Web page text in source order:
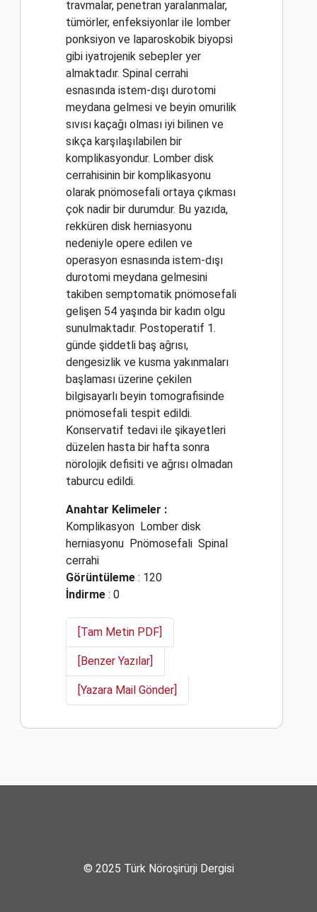
travmalar, penetran yaralanmalar,
tümörler, enfeksiyonlar ile lomber
ponksiyon ve laparoskobik biyopsi
gibi iyatrojenik sebepler yer
almaktadır. Spinal cerrahi
esnasında istem-dışı durotomi
meydana gelmesi ve beyin omurilik
sıvısı kaçağı olması iyi bilinen ve
sıkça karşılaşılabilen bir
komplikasyondur. Lomber disk
cerrahisinin bir komplikasyonu
olarak pnömosefali ortaya çıkması
çok nadir bir durumdur. Bu yazıda,
rekküren disk herniasyonu
nedeniyle opere edilen ve
operasyon esnasında istem-dışı
durotomi meydana gelmesini
takiben semptomatik pnömosefali
gelişen 54 yaşında bir kadın olgu
sunulmaktadır. Postoperatif 1.
günde şiddetli baş ağrısı,
dengesizlik ve kusma yakınmaları
başlaması üzerine çekilen
bilgisayarlı beyin tomografisinde
pnömosefali tespit edildi.
Konservatif tedavi ile şikayetleri
düzelen hasta bir hafta sonra
nörolojik defisiti ve ağrısı olmadan
taburcu edildi.
Anahtar Kelimeler :
Komplikasyon Lomber disk
herniasyonu Pnömosefali Spinal
cerrahi
Görüntüleme : 120
İndirme : 0
[Tam Metin PDF]
[Benzer Yazılar]
[Yazara Mail Gönder]
© 2025 Türk Nöroşirürji Dergisi